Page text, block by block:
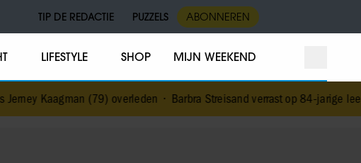
TIP DE REDACTIE PUZZELS ABONNEREN
LIFESTYLE SHOP MIJN WEEKEND
(79) overleden•Barbra Streisand verrast op 84-jarige leeftijd met eerste